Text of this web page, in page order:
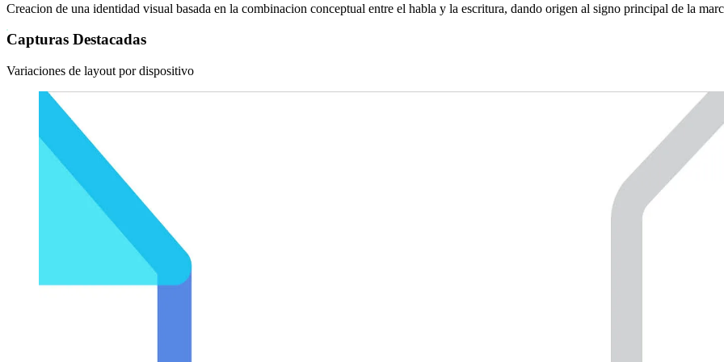
Creacion de una identidad visual basada en la combinacion conceptual entre el habla y la escritura, dando origen al signo principal de la
Capturas Destacadas
Variaciones de layout por dispositivo